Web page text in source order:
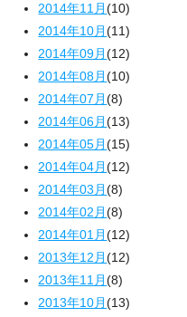
2014年11月(10)
2014年10月(11)
2014年09月(12)
2014年08月(10)
2014年07月(8)
2014年06月(13)
2014年05月(15)
2014年04月(12)
2014年03月(8)
2014年02月(8)
2014年01月(12)
2013年12月(12)
2013年11月(8)
2013年10月(13)